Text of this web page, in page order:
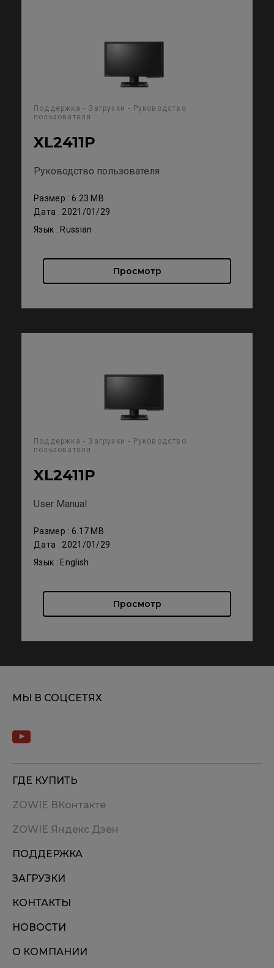
Поддержка - Загрузки - Руководство
пользователя
XL2411P
Руководство пользователя
Размер : 6.23 MB
Дата : 2021/01/29
Язык : Russian
Просмотр
Поддержка - Загрузки - Руководство
пользователя
XL2411P
User Manual
Размер : 6.17 MB
Дата : 2021/01/29
Язык : English
Просмотр
МЫ В СОЦСЕТЯХ
ГДЕ КУПИТЬ
ZOWIE ВКонтакте
ZOWIE Яндекс Дзен
ПОДДЕРЖКА
ЗАГРУЗКИ
КОНТАКТЫ
НОВОСТИ
О КОМПАНИИ